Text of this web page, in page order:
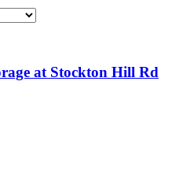
at Stockton Hill Rd